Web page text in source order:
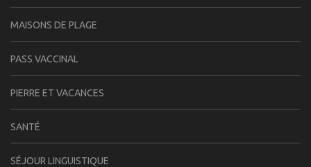
MAISONS DE PLAGE
PASS VACCINAL
PIERRE ET VACANCES
SANTÉ
SÉJOUR LINGUISTIQUE